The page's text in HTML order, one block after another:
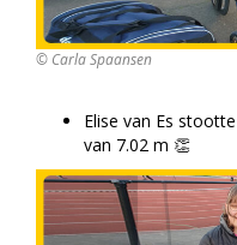
© Carla Spaansen
Elise van Es
van 7.02 m 👏